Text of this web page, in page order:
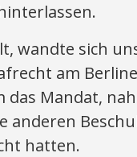
wandte sich
am
das Mandat,
anderen
hatten.